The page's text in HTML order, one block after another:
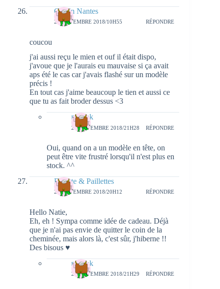
Girls'n Nantes
22 NOVEMBRE 2018/10H55 RÉPONDRE
coucou
j'ai aussi reçu le mien et ouf il était dispo,
j'avoue que je l'aurais eu mauvaise si ça avait
aps été le cas car j'avais flashé sur un modèle
précis !
En tout cas j'aime beaucoup le tien et aussi ce
que tu as fait broder dessus <3
natieak
22 NOVEMBRE 2018/21H28 RÉPONDRE
Oui, quand on a un modèle en tête, on
peut être vite frustré lorsqu'il n'est plus en
stock. ^^
Dînette & Paillettes
22 NOVEMBRE 2018/20H12 RÉPONDRE
Hello Natie,
Eh, eh ! Sympa comme idée de cadeau. Déjà
que je n'ai pas envie de quitter le coin de la
cheminée, mais alors là, c'est sûr, j'hiberne !!
Des bisous ♥
natieak
22 NOVEMBRE 2018/21H29 RÉPONDRE